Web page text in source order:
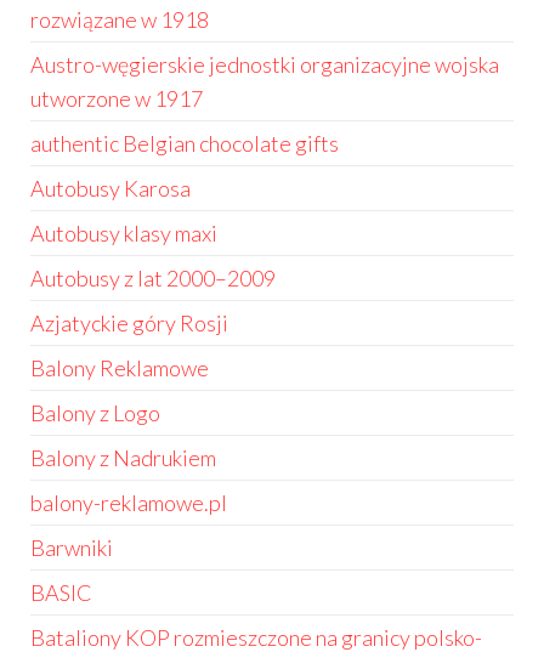
rozwiązane w 1918
Austro-węgierskie jednostki organizacyjne wojska
utworzone w 1917
authentic Belgian chocolate gifts
Autobusy Karosa
Autobusy klasy maxi
Autobusy z lat 2000–2009
Azjatyckie góry Rosji
Balony Reklamowe
Balony z Logo
Balony z Nadrukiem
balony-reklamowe.pl
Barwniki
BASIC
Bataliony KOP rozmieszczone na granicy polsko-